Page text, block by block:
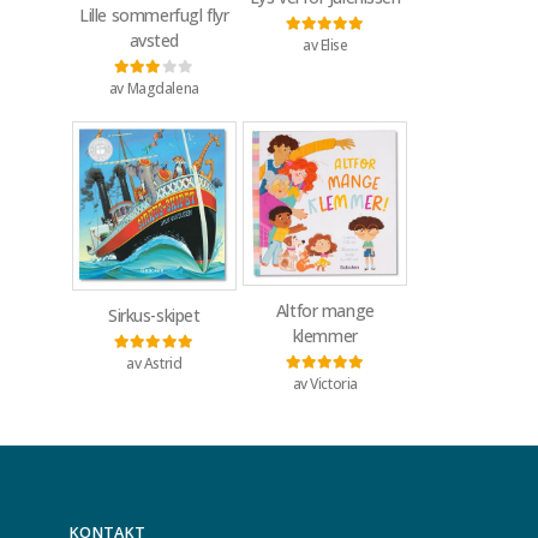
Lille sommerfugl flyr
avsted
Vurdert3av 5
av Magdalena
Vurdert5
av Elise
Sirkus-skipet
Vurdert5
av Astrid
Altfor mange
klemmer
Vurdert5av 5
av Victoria
KONTAKT